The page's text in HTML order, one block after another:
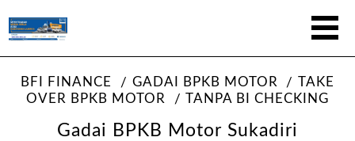
BFI FINANCE GADAI BPKB MOTOR
TAKE
OVER BPKB MOTOR
TANPA BI CHECKING
Gadai BPKB Motor Sukadiri